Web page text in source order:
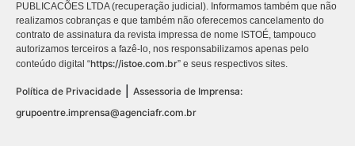
PUBLICACÕES LTDA (recuperação judicial). Informamos também que não
realizamos cobranças e que também não oferecemos cancelamento do
contrato de assinatura da revista impressa de nome ISTOÉ, tampouco
autorizamos terceiros a fazê-lo, nos responsabilizamos apenas pelo
conteúdo digital “https://istoe.com.br” e seus respectivos sites.
Política de Privacidade
Assessoria de Imprensa:
grupoentre.imprensa@agenciafr.com.br